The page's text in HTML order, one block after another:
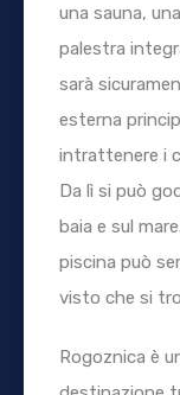
una sauna,
palestra
sarà
esterna
intrattenere i
Da lì si può
baia e sul
piscina può
visto che si
Rogoznica è